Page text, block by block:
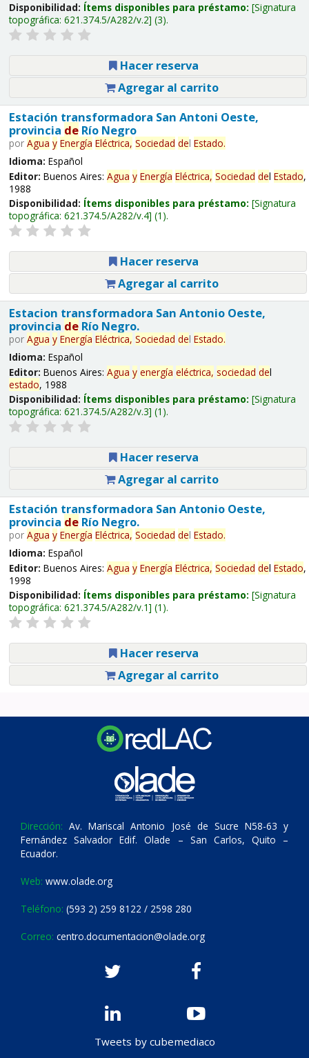
Disponibilidad: Ítems disponibles para préstamo: Signatura
topográfica: 621.374.5/A282/v.2 (3).
Hacer reserva
Agregar al carrito
Estación transformadora San Antoni Oeste,
provincia deRío Negro
por Agua y Energía Eléctrica, Sociedad del Estado.
Idioma: Español
Editor: Buenos Aires: Agua y Energía Eléctrica, Sociedad del Estado,
1988
Disponibilidad: Ítems disponibles para préstamo: Signatura
topográfica: 621.374.5/A282/v.4 (1).
Hacer reserva
Agregar al carrito
Estacion transformadora San Antonio Oeste,
provincia deRío Negro.
por Agua y Energía Eléctrica, Sociedad del Estado.
Idioma: Español
Editor: Buenos Aires: Agua y energía eléctrica, sociedad del
estado, 1988
Disponibilidad: Ítems disponibles para préstamo: Signatura
topográfica: 621.374.5/A282/v.3 (1).
Hacer reserva
Agregar al carrito
Estación transformadora San Antonio Oeste,
provincia deRío Negro.
por Agua y Energía Eléctrica, Sociedad del Estado.
Idioma: Español
Editor: Buenos Aires: Agua y Energía Eléctrica, Sociedad del Estado,
1998
Disponibilidad: Ítems disponibles para préstamo: Signatura
topográfica: 621.374.5/A282/v.1 (1).
Hacer reserva
Agregar al carrito
Dirección: Av. Mariscal Antonio José de Sucre N58-63 y
Fernández Salvador Edif. Olade – San Carlos, Quito –
Ecuador.
Web: www.olade.org
Teléfono: (593 2) 259 8122 / 2598 280
Correo: centro.documentacion@olade.org
Tweets by cubemediaco